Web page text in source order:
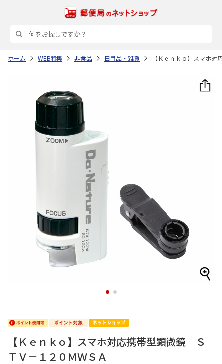
ホーム WEB特集 非食品 日用品・雑貨 【Ｋｅｎｋｏ】スマホ
1 2
【Ｋｅｎｋｏ】スマホ対応携帯型顕微鏡 Ｓ
ＴＶ－１２０ＭＷＳＡ